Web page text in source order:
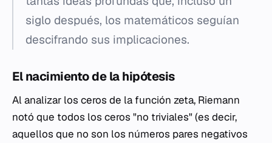
siglo después, los matemáticos seguían
descifrando sus implicaciones.
El nacimiento de la hipótesis
Al analizar los ceros de la función zeta, Riemann
notó que todos los ceros "no triviales" (es decir,
aquellos que no son los números pares negativos